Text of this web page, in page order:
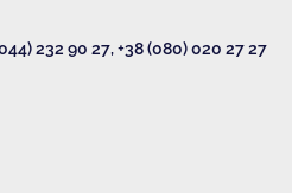
232 90 27,+38 (080) 020 27 27